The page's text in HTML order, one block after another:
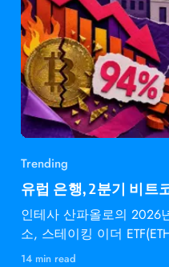
Trending
유럽 은행, 2분기 비트
인테사 산파올로의 2026
소, 스테이킹 이더
14 min read